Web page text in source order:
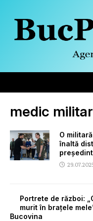
medic militar
O
înaltă
Portrete de război:
murit în brațele
Bucovina